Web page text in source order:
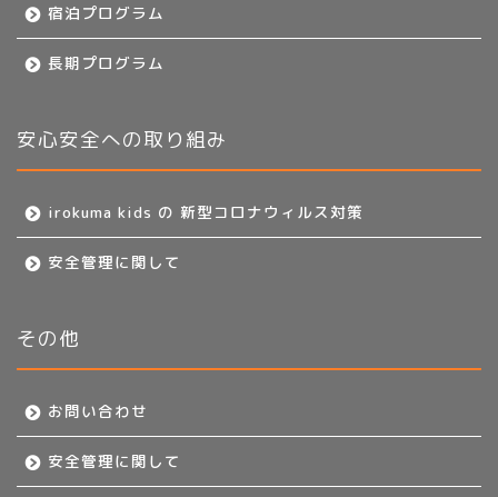
宿泊プログラム
長期プログラム
安心安全への取り組み
irokuma kids の 新型コロナウィルス対策
安全管理に関して
その他
お問い合わせ
安全管理に関して